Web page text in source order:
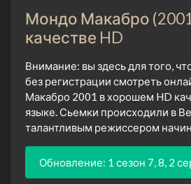
Мондо Макабро
качестве HD
Внимание: вы здесь для того,
без регистрации смотреть
Макабро 2001 в хорошем HD
языке. Сьемки происходили в
талантливым режиссером
Обновление: 1 сезон 7, 8, 2